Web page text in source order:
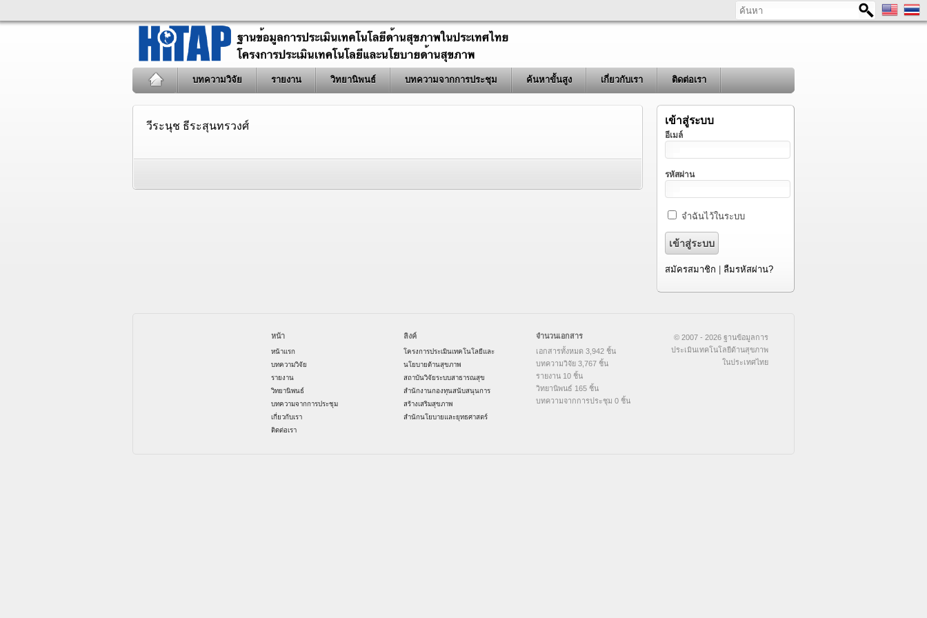
ค้นหา
บทความวิจัย รายงาน วิทยานิพนธ์ บทความจากการประชุม ค้นหาขั้นสูง เกี่ยวกับเรา ติดต่อเรา
วีระนุช ธีระสุนทรวงศ์ เข้าสู่ระบบ
อีเมล์
รหัสผ่าน
จำฉันไว้ในระบบ
สมัครสมาชิก ลืมรหัสผ่าน?
หน้า
หน้าแรก
บทความวิจัย
รายงาน
วิทยานิพนธ์
บทความจากการประชุม
เกี่ยวกับเรา
ติดต่อเรา
ลิงค์
โครงการประเมินเทคโนโลยีและ
นโยบายด้านสุขภาพ
สถาบันวิจัยระบบสาธารณสุข
สำนักงานกองทุนสนับสนุนการ
สร้างเสริมสุขภาพ
สำนักนโยบายและยุทธศาสตร์
จำนวนเอกสาร
เอกสารทั้งหมด 3,942 ชิ้น
บทความวิจัย 3,767 ชิ้น
รายงาน 10 ชิ้น
วิทยานิพนธ์ 165 ชิ้น
บทความจากการประชุม 0 ชิ้น
© 2007 - 2026 ฐานข้อมูลการ
ประเมินเทคโนโลยีด้านสุขภาพ
ในประเทศไทย